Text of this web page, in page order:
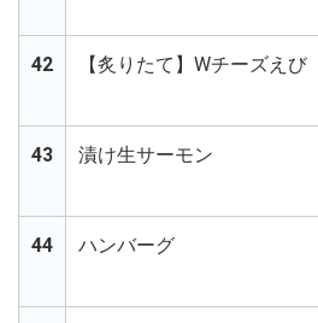
42 【炙りたて】Wチーズえび
43 漬け生サーモン
44 ハンバーグ